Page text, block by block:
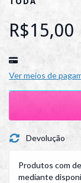
R$15,00
Ver meios de
Devolução
Produtos com
mediante